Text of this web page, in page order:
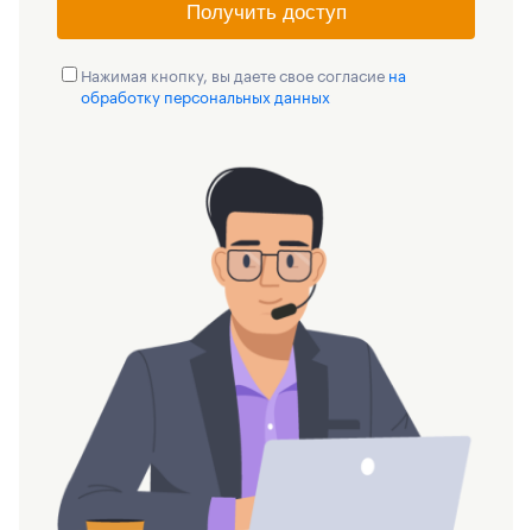
Получить доступ
Нажимая кнопку, вы даете свое согласие на
обработку персональных данных